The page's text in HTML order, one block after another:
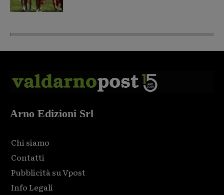
Arno Edizioni Srl
Chi siamo
Contatti
Pubblicità su Vpost
Info Legali